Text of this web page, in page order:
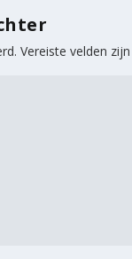
Vereiste velden